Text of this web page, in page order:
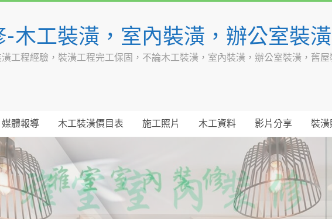
木工裝潢，室內裝潢，辦公室裝
工程經驗，裝潢工程完工保固，不論木工裝潢，室內裝潢，辦公室裝潢，舊
媒體報導 木工裝潢價目表 施工照片 木工資料 影片分享 裝潢